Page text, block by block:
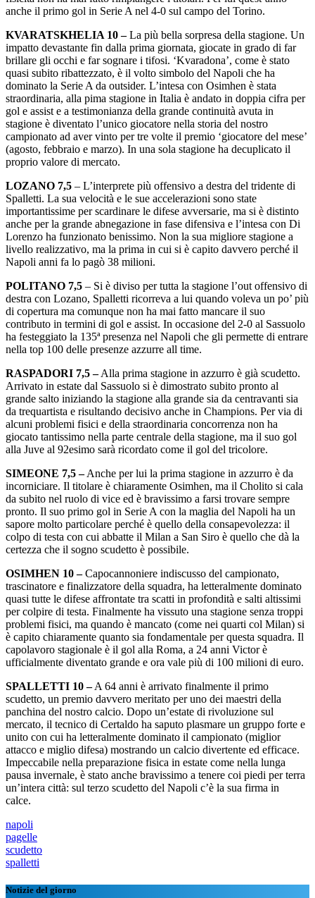
anche il primo gol in Serie A nel 4-0 sul campo del Torino.
KVARATSKHELIA 10 –La più bella sorpresa della stagione. Un
impatto devastante fin dalla prima giornata, giocate in grado di far
brillare gli occhi e far sognare i tifosi. ‘Kvaradona’, come è stato
quasi subito ribattezzato, è il volto simbolo del Napoli che ha
dominato la Serie A da outsider. L’intesa con Osimhen è stata
straordinaria, alla pima stagione in Italia è andato in doppia cifra per
gol e assist e a testimonianza della grande continuità avuta in
stagione è diventato l’unico giocatore nella storia del nostro
campionato ad aver vinto per tre volte il premio ‘giocatore del mese’
(agosto, febbraio e marzo). In una sola stagione ha decuplicato il
proprio valore di mercato.
LOZANO 7,5 – L’interprete più offensivo a destra del tridente di
Spalletti. La sua velocità e le sue accelerazioni sono state
importantissime per scardinare le difese avversarie, ma si è distinto
anche per la grande abnegazione in fase difensiva e l’intesa con Di
Lorenzo ha funzionato benissimo. Non la sua migliore stagione a
livello realizzativo, ma la prima in cui si è capito davvero perché il
Napoli anni fa lo pagò 38 milioni.
POLITANO 7,5 – Si è diviso per tutta la stagione l’out offensivo di
destra con Lozano, Spalletti ricorreva a lui quando voleva un po’ più
di copertura ma comunque non ha mai fatto mancare il suo
contributo in termini di gol e assist. In occasione del 2-0 al Sassuolo
ha festeggiato la 135ª presenza nel Napoli che gli permette di entrare
nella top 100 delle presenze azzurre all time.
RASPADORI 7,5 –Alla prima stagione in azzurro è già scudetto.
Arrivato in estate dal Sassuolo si è dimostrato subito pronto al
grande salto iniziando la stagione alla grande sia da centravanti sia
da trequartista e risultando decisivo anche in Champions. Per via di
alcuni problemi fisici e della straordinaria concorrenza non ha
giocato tantissimo nella parte centrale della stagione, ma il suo gol
alla Juve al 92esimo sarà ricordato come il gol del tricolore.
SIMEONE 7,5 –Anche per lui la prima stagione in azzurro è da
incorniciare. Il titolare è chiaramente Osimhen, ma il Cholito si cala
da subito nel ruolo di vice ed è bravissimo a farsi trovare sempre
pronto. Il suo primo gol in Serie A con la maglia del Napoli ha un
sapore molto particolare perché è quello della consapevolezza: il
colpo di testa con cui abbatte il Milan a San Siro è quello che dà la
certezza che il sogno scudetto è possibile.
OSIMHEN 10 –Capocannoniere indiscusso del campionato,
trascinatore e finalizzatore della squadra, ha letteralmente dominato
quasi tutte le difese affrontate tra scatti in profondità e salti altissimi
per colpire di testa. Finalmente ha vissuto una stagione senza troppi
problemi fisici, ma quando è mancato (come nei quarti col Milan) si
è capito chiaramente quanto sia fondamentale per questa squadra. Il
capolavoro stagionale è il gol alla Roma, a 24 anni Victor è
ufficialmente diventato grande e ora vale più di 100 milioni di euro.
SPALLETTI 10 –A 64 anni è arrivato finalmente il primo
scudetto, un premio davvero meritato per uno dei maestri della
panchina del nostro calcio. Dopo un’estate di rivoluzione sul
mercato, il tecnico di Certaldo ha saputo plasmare un gruppo forte e
unito con cui ha letteralmente dominato il campionato (miglior
attacco e miglio difesa) mostrando un calcio divertente ed efficace.
Impeccabile nella preparazione fisica in estate come nella lunga
pausa invernale, è stato anche bravissimo a tenere coi piedi per terra
un’intera città: sul terzo scudetto del Napoli c’è la sua firma in
calce.
napoli
pagelle
scudetto
spalletti
Notizie del giorno